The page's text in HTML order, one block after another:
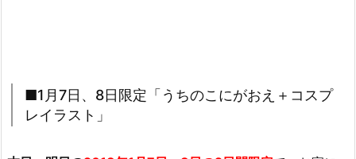
■1月7日、8日限定「うちのこにがおえ＋コスプ
レイラスト」